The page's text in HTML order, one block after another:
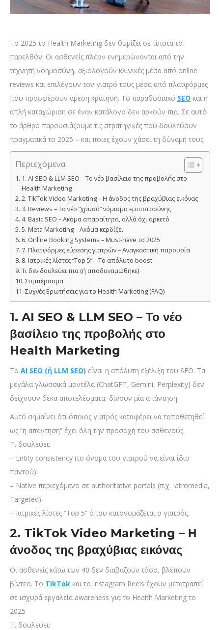
Το 2025 το Health Marketing δεν θυμίζει σε τίποτα το
παρελθόν. Οι ασθενείς πλέον ενημερώνονται από την
τεχνητή νοημοσύνη, αξιολογούν κλινικές μέσα από online
reviews και επιλέγουν τον γιατρό τους μέσα από πλατφόρμες
που προσφέρουν άμεση κράτηση. Το παραδοσιακό SEO και η
απλή καταχώριση σε έναν κατάλογο δεν αρκούν πια. Σε αυτό
το άρθρο παρουσιάζουμε τις στρατηγικές που δουλεύουν
πραγματικά το 2025 – και ποιες έχουν χάσει τη δύναμή τους.
Περιεχόμενα
1. AI SEO & LLM SEO – Το νέο βασίλειο της προβολής στο
Health Marketing
2. TikTok Video Marketing – Η άνοδος της βραχύβιας εικόνας
3. Reviews – Το νέο “χρυσό” νόμισμα εμπιστοσύνης
4. Basic SEO – Ακόμα απαραίτητο, αλλά όχι αρκετό
5. Meta Marketing – Ακόμα κερδίζει
6. Online Booking Systems – Must-have το 2025
7. Πλατφόρμες εύρεσης γιατρών – Αναγκαστική παρουσία
8. Ιατρικές λίστες “Top 5” – Το απόλυτο boost
Τι δεν δουλεύει πια (ή αποδυναμώθηκε)
Συμπέρασμα
Συχνές Ερωτήσεις για το Health Marketing (FAQ)
1. AI SEO & LLM SEO – Το νέο
βασίλειο της προβολής στο
Health Marketing
Το AI SEO (ή LLM SEO) είναι η απόλυτη εξέλιξη του SEO. Τα
μεγάλα γλωσσικά μοντέλα (ChatGPT, Gemini, Perplexity) δεν
δείχνουν δέκα αποτελέσματα, δίνουν μία απάντηση.
Αυτό σημαίνει ότι όποιος γιατρός καταφέρει να τοποθετηθεί
ως “η απάντηση” έχει όλη την προσοχή του ασθενούς.
Τι δουλεύει:
– Entity consistency (το όνομα του γιατρού να είναι ίδιο
παντού).
– Native περιεχόμενο σε authoritative portals (π.χ. Iatromedia,
Targeted).
– Ιατρικές λίστες “Top 5” όπου κατονομάζεται ο γιατρός.
2. TikTok Video Marketing – Η
άνοδος της βραχύβιας εικόνας
Οι ασθενείς κάτω των 40 δεν διαβάζουν τόσο, βλέπουν
βίντεο. Το TikTok και το Instagram Reels έχουν μετατραπεί
σε ισχυρά εργαλεία awareness για το Health Marketing το
2025
Τι δουλεύει: